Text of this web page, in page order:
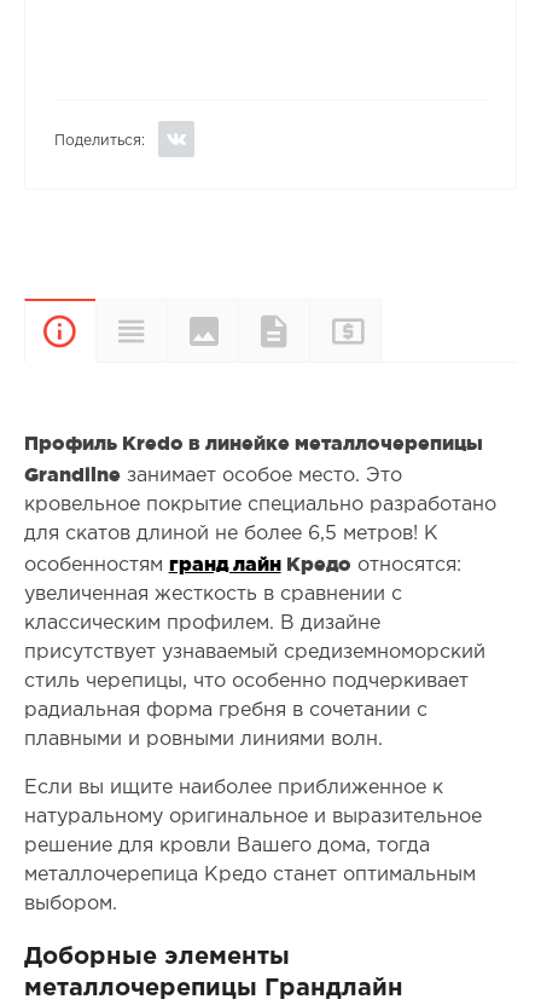
Поделиться:
ОписаниеХарактеристики
Цвета и
покрытия
Документы
Профиль Kredo в линейке металлочерепицы
Grandlineзанимает особое место. Это
кровельное покрытие специально разработано
для скатов длиной не более 6,5 метров! К
особенностям гранд лайнКредо относятся:
увеличенная жесткость в сравнении с
классическим профилем. В дизайне
присутствует узнаваемый средиземноморский
стиль черепицы, что особенно подчеркивает
радиальная форма гребня в сочетании с
плавными и ровными линиями волн.
Если вы ищите наиболее приближенное к
натуральному оригинальное и выразительное
решение для кровли Вашего дома, тогда
металлочерепица Кредо станет оптимальным
выбором.
Доборные элементы
металлочерепицы Грандлайн